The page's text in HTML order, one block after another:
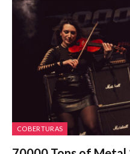
COBERTURAS